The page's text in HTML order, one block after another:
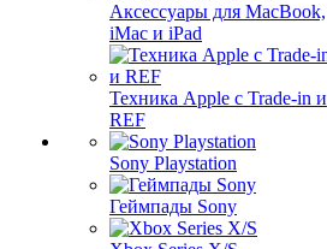
Аксессуары для MacBook,
iMac и iPad
Техника Apple с Trade-in и
REF
Sony Playstation
Геймпады Sony